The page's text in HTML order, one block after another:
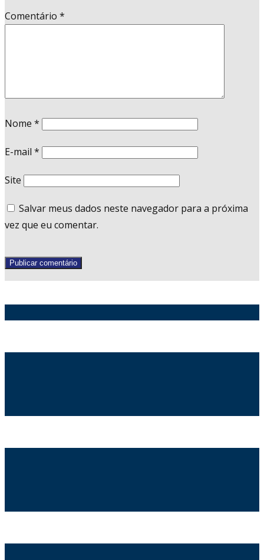
Comentário *
Nome *
E-mail *
Site
Salvar meus dados neste navegador para a próxima
vez que eu comentar.
Publicar comentário